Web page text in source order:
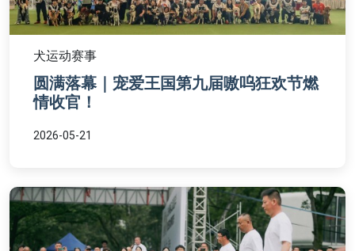
犬运动赛事
圆满落幕｜宠爱王国第九届嗷呜狂欢节燃
情收官！
2026-05-21